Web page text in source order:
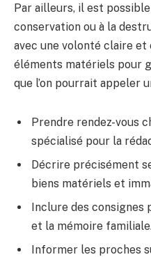
Par ailleurs, il est
conservation ou à la
avec une volonté claire
éléments matériels pour
que l’on pourrait appeler
Prendre rendez-vous
spécialisé pour la
Décrire précisément
biens matériels et
Inclure des consignes
et la mémoire
Informer les proches